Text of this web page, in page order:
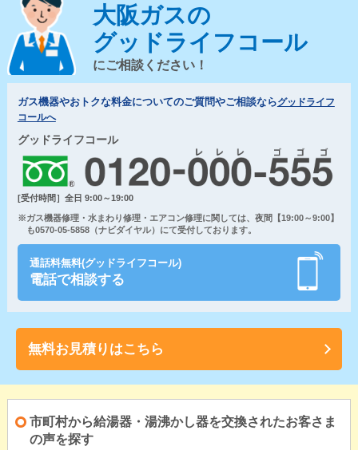
大阪ガスの
グッドライフコール
にご相談ください！
ガス機器やおトクな料金についてのご質問やご相談ならグッドライフ
コールへ
グッドライフコール
[受付時間］全日 9:00～19:00
※ガス機器修理・水まわり修理・エアコン修理に関しては、夜間【19:00～9:00】
も0570-05-5858（ナビダイヤル）にて受付しております。
通話料無料(グッドライフコール)
電話で相談する
無料お見積りはこちら
市町村から給湯器・湯沸かし器を交換されたお客さま
の声を探す